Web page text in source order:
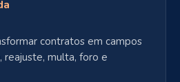
contratos em campos
reajuste, multa, foro e